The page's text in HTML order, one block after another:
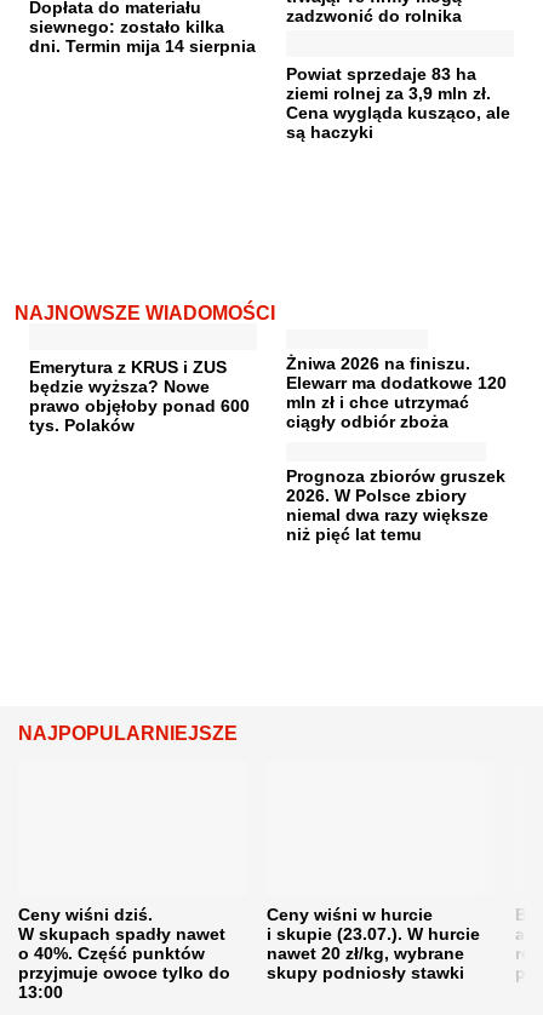
Dopłata do materiału
siewnego: zostało kilka
dni. Termin mija 14 sierpnia
zadzwonić do rolnika
Powiat sprzedaje 83 ha
ziemi rolnej za 3,9 mln zł.
Cena wygląda kusząco, ale
są haczyki
NAJNOWSZE WIADOMOŚCI
Emerytura z KRUS i ZUS
będzie wyższa? Nowe
prawo objęłoby ponad 600
tys. Polaków
Żniwa 2026 na finiszu.
Elewarr ma dodatkowe 120
mln zł i chce utrzymać
ciągły odbiór zboża
Prognoza zbiorów gruszek
2026. W Polsce zbiory
niemal dwa razy większe
niż pięć lat temu
NAJPOPULARNIEJSZE
Ceny wiśni dziś.
W skupach spadły nawet
o 40%. Część punktów
przyjmuje owoce tylko do
13:00
Ceny wiśni w hurcie
i skupie (23.07.). W hurcie
nawet 20 zł/kg, wybrane
skupy podniosły stawki